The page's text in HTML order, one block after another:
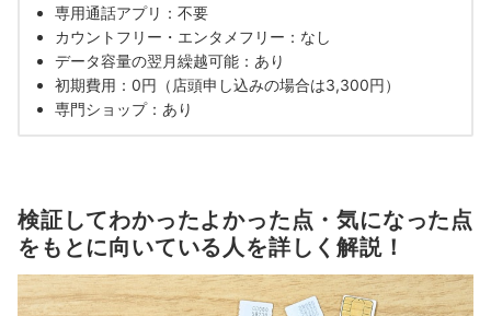
専用通話アプリ：不要
カウントフリー・エンタメフリー：なし
データ容量の翌月繰越可能：あり
初期費用：0円（店頭申し込みの場合は3,300円）
専門ショップ：あり
検証してわかったよかった点・気になった点
をもとに向いている人を詳しく解説！